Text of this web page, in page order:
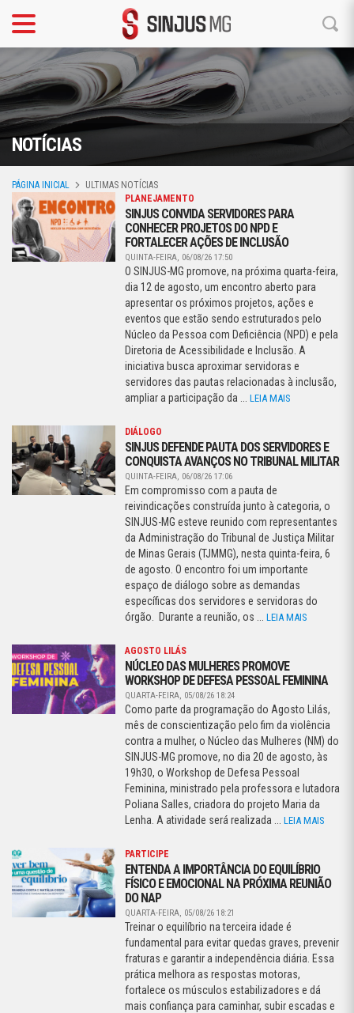
NOTÍCIAS
PÁGINA INICIAL
ULTIMAS NOTÍCIAS
PLANEJAMENTO
SINJUS CONVIDA SERVIDORES PARA
CONHECER PROJETOS DO NPD E
FORTALECER AÇÕES DE INCLUSÃO
QUINTA-FEIRA, 06/08/26 17:50
O SINJUS-MG promove, na próxima quarta-feira,
dia 12 de agosto, um encontro aberto para
apresentar os próximos projetos, ações e
eventos que estão sendo estruturados pelo
Núcleo da Pessoa com Deficiência (NPD) e pela
Diretoria de Acessibilidade e Inclusão. A
iniciativa busca aproximar servidoras e
servidores das pautas relacionadas à inclusão,
ampliar a participação da ...LEIA MAIS
DIÁLOGO
SINJUS DEFENDE PAUTA DOS SERVIDORES E
CONQUISTA AVANÇOS NO TRIBUNAL MILITAR
QUINTA-FEIRA, 06/08/26 17:06
Em compromisso com a pauta de
reivindicações construída junto à categoria, o
SINJUS-MG esteve reunido com representantes
da Administração do Tribunal de Justiça Militar
de Minas Gerais (TJMMG), nesta quinta-feira, 6
de agosto. O encontro foi um importante
espaço de diálogo sobre as demandas
específicas dos servidores e servidoras do
órgão. Durante a reunião, os ...LEIA MAIS
AGOSTO LILÁS
NÚCLEO DAS MULHERES PROMOVE
WORKSHOP DE DEFESA PESSOAL FEMININA
QUARTA-FEIRA, 05/08/26 18:24
Como parte da programação do Agosto Lilás,
mês de conscientização pelo fim da violência
contra a mulher, o Núcleo das Mulheres (NM) do
SINJUS-MG promove, no dia 20 de agosto, às
19h30, o Workshop de Defesa Pessoal
Feminina, ministrado pela professora e lutadora
Poliana Salles, criadora do projeto Maria da
Lenha. A atividade será realizada ...LEIA MAIS
PARTICIPE
ENTENDA A IMPORTÂNCIA DO EQUILÍBRIO
FÍSICO E EMOCIONAL NA PRÓXIMA REUNIÃO
DO NAP
QUARTA-FEIRA, 05/08/26 18:21
Treinar o equilíbrio na terceira idade é
fundamental para evitar quedas graves, prevenir
fraturas e garantir a independência diária. Essa
prática melhora as respostas motoras,
fortalece os músculos estabilizadores e dá
mais confiança para caminhar, subir escadas e